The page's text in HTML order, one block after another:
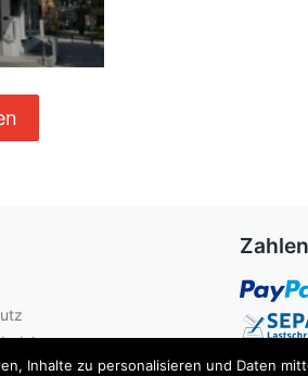
Inhalte zu personalisieren und Daten